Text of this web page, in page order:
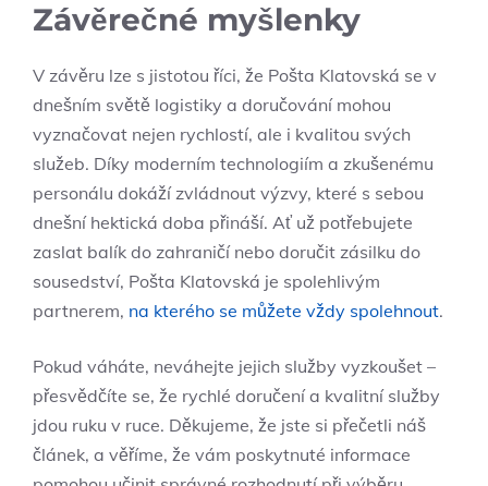
Závěrečné myšlenky
V závěru lze s jistotou říci, že Pošta Klatovská se v
dnešním světě logistiky a doručování mohou
vyznačovat nejen rychlostí, ale i kvalitou svých
služeb. Díky moderním technologiím a zkušenému
personálu dokáží zvládnout výzvy, které s sebou
dnešní hektická doba přináší. Ať už potřebujete
zaslat balík do zahraničí nebo doručit zásilku do
sousedství, Pošta Klatovská je spolehlivým
partnerem, na kterého se můžete vždy spolehnout.
Pokud váháte, neváhejte jejich služby vyzkoušet –
přesvědčíte se, že rychlé doručení a kvalitní služby
jdou ruku v ruce. Děkujeme, že jste si přečetli náš
článek, a věříme, že vám poskytnuté informace